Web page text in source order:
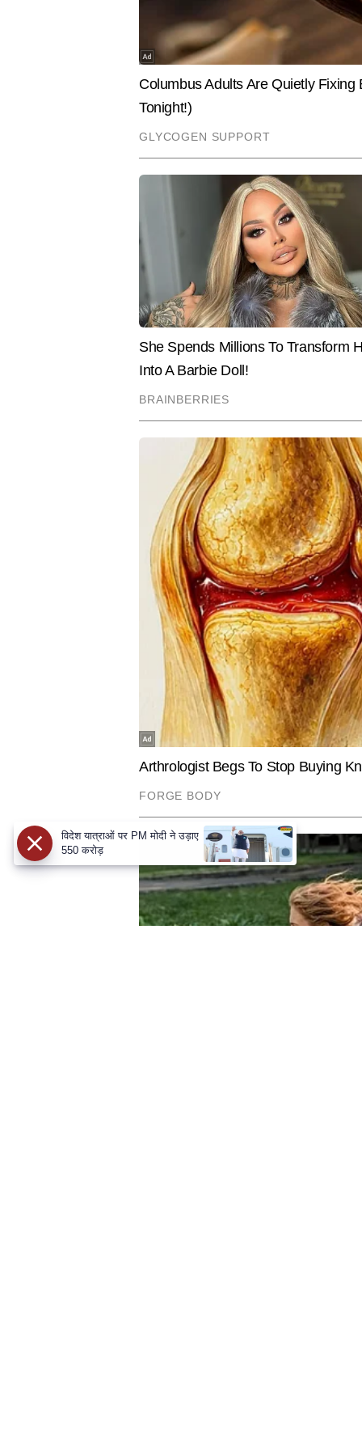
आदित्य साहू
आदित्य साहू टाइम्स नाउ नवभारत
के बाद वह पिछले 10 सालों से
आइडियाज को आकर्षक और एंगेजिंग
Hindi News Sports
विदेश यात्राओं पर PM मोदी ने उड़ाए
550 करोड़